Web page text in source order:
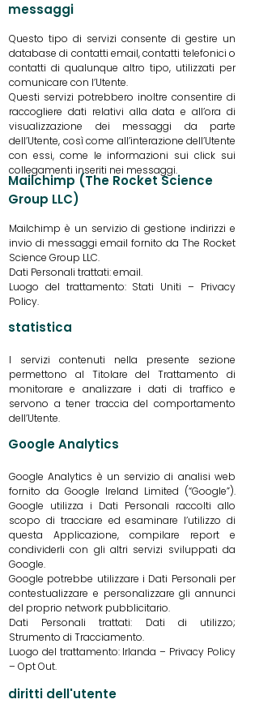
Questo tipo di servizi consente di gestire un
database di contatti email, contatti telefonici o
contatti di qualunque altro tipo, utilizzati per
comunicare con l’Utente.
Questi servizi potrebbero inoltre consentire di
raccogliere dati relativi alla data e all’ora di
visualizzazione dei messaggi da parte
dell’Utente, così come all’interazione dell’Utente
con essi, come le informazioni sui click sui
collegamenti inseriti nei messaggi.
Mailchimp è un servizio di gestione indirizzi e
invio di messaggi email fornito da The Rocket
Science Group LLC.
Dati Personali trattati: email.
Luogo del trattamento: Stati Uniti – Privacy
Policy.
I servizi contenuti nella presente sezione
permettono al Titolare del Trattamento di
monitorare e analizzare i dati di traffico e
servono a tener traccia del comportamento
dell’Utente.
Google Analytics è un servizio di analisi web
fornito da Google Ireland Limited (“Google”).
Google utilizza i Dati Personali raccolti allo
scopo di tracciare ed esaminare l’utilizzo di
questa Applicazione, compilare report e
condividerli con gli altri servizi sviluppati da
Google.
Google potrebbe utilizzare i Dati Personali per
contestualizzare e personalizzare gli annunci
del proprio network pubblicitario.
Dati Personali trattati: Dati di utilizzo;
Strumento di Tracciamento.
Luogo del trattamento: Irlanda – Privacy Policy
– Opt Out.
messaggi
Mailchimp (The Rocket Science
Group LLC)
statistica
Google Analytics
diritti dell'utente